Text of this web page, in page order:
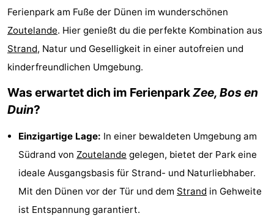
Aparthotel
Zoutelande
Duinflat
-
Duinweg
-
Kurhaus
Residentie
Soutelande
Campingplätze
Ferienhäuser
Ferienpark am Fuße der Dünen im wunderschönen
Zoutelande. Hier genießt du die perfekte Kombination aus
Strand, Natur und Geselligkeit in einer autofreien und
kinderfreundlichen Umgebung.
Was erwartet dich im FerienparkZee, Bos en
Duin?
Einzigartige Lage: In einer bewaldeten Umgebung am
Südrand von Zoutelande gelegen, bietet der Park eine
ideale Ausgangsbasis für Strand- und Naturliebhaber.
Mit den Dünen vor der Tür und dem Strand in Gehweite
ist Entspannung garantiert.